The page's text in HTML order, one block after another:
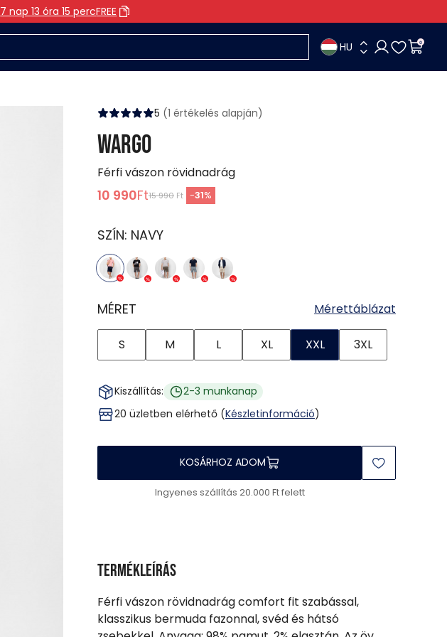
7 nap 13 óra 15 percFREE
HU 0
5 (1 értékelés alapján)
WARGO
Férfi vászon rövidnadrág
10 990Ft15 990 Ft -31%
SZÍN: NAVY
MÉRET Mérettáblázat
S M L XL XXL 3XL
Kiszállítás:
2-3 munkanap
20 üzletben elérhető (Készletinformáció)
KOSÁRHOZ ADOM
Ingyenes szállítás 20.000 Ft felett
Termékleírás
Férfi vászon rövidnadrág comfort fit szabással,
klasszikus bermuda fazonnal, svéd és hátsó